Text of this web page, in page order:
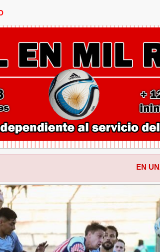
EN UNA